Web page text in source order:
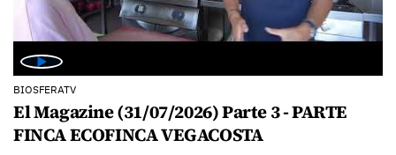
BIOSFERATV
El Magazine (31/07/2026) Parte 3 - PARTE
FINCA ECOFINCA VEGACOSTA